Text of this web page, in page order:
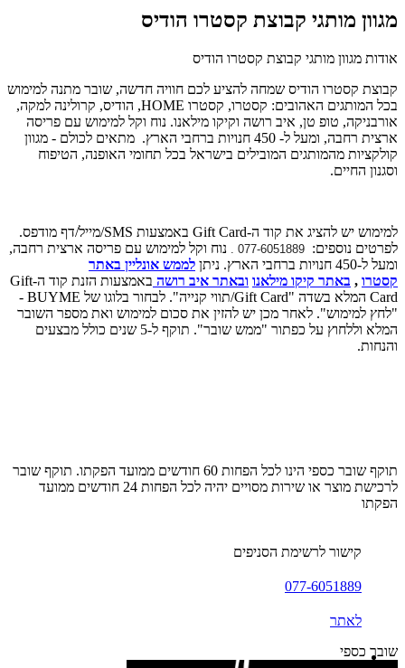
מגוון מותגי קבוצת קסטרו הודיס
אודות מגוון מותגי קבוצת קסטרו הודיס
קבוצת קסטרו הודיס שמחה להציע לכם חוויה חדשה, שובר מתנה למימוש
בכל המותגים האהובים: קסטרו, קסטרו HOME, הודיס, קרולינה למקה,
אורבניקה, טופ טן, איב רושה וקיקו מילאנו. נוח וקל למימוש עם פריסה
ארצית רחבה, ומעל ל- 450 חנויות ברחבי הארץ.
מתאים לכולם - מגוון
קולקציות מהמותגים המובילים בישראל בכל תחומי האופנה, הטיפוח
וסגנון החיים.
למימוש יש להציג את קוד ה-Gift Card באמצעות SMS/מייל/דף מודפס.
לפרטים נוספים:
נוח וקל למימוש עם פריסה ארצית רחבה,
ומעל ל-450 חנויות ברחבי הארץ. ניתן
לממש אונליין באתר
קסטרו , באתר קיקו מילאנו ובאתר איב רושה
באמצעות הזנת קוד ה-Gift
Card המלא בשדה "Gift Card/תווי קנייה". לבחור בלוגו של BUYME -
"לחץ למימוש". לאחר מכן יש להזין את סכום למימוש ואת מספר השובר
המלא וללחוץ על כפתור "ממש שובר". תוקף ל-5 שנים כולל מבצעים
והנחות.
תוקף שובר כספי הינו לכל הפחות 60 חודשים ממועד הפקתו. תוקף שובר
לרכישת מוצר או שירות מסויים יהיה לכל הפחות 24 חודשים ממועד
הפקתו
קישור לרשימת הסניפים
077-6051889
לאתר
שובר כספי